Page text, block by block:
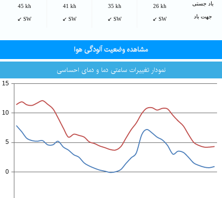
باد جستی
جهت باد
26 kh
↙ SW
35 kh
↙ SW
41 kh
↙ SW
45 kh
↙ SW
مشاهده وضعیت آلودگی هوا
نمودار تغییرات ساعتی دما و دمای احساسی